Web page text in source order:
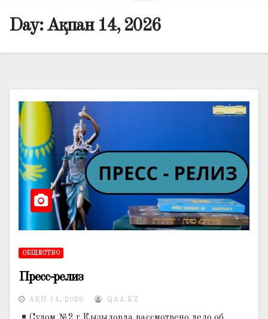
Day: Ақпан 14, 2026
ОБЩЕСТВО
Пресс-релиз
АҚП 14, 2026 QAA.KZ